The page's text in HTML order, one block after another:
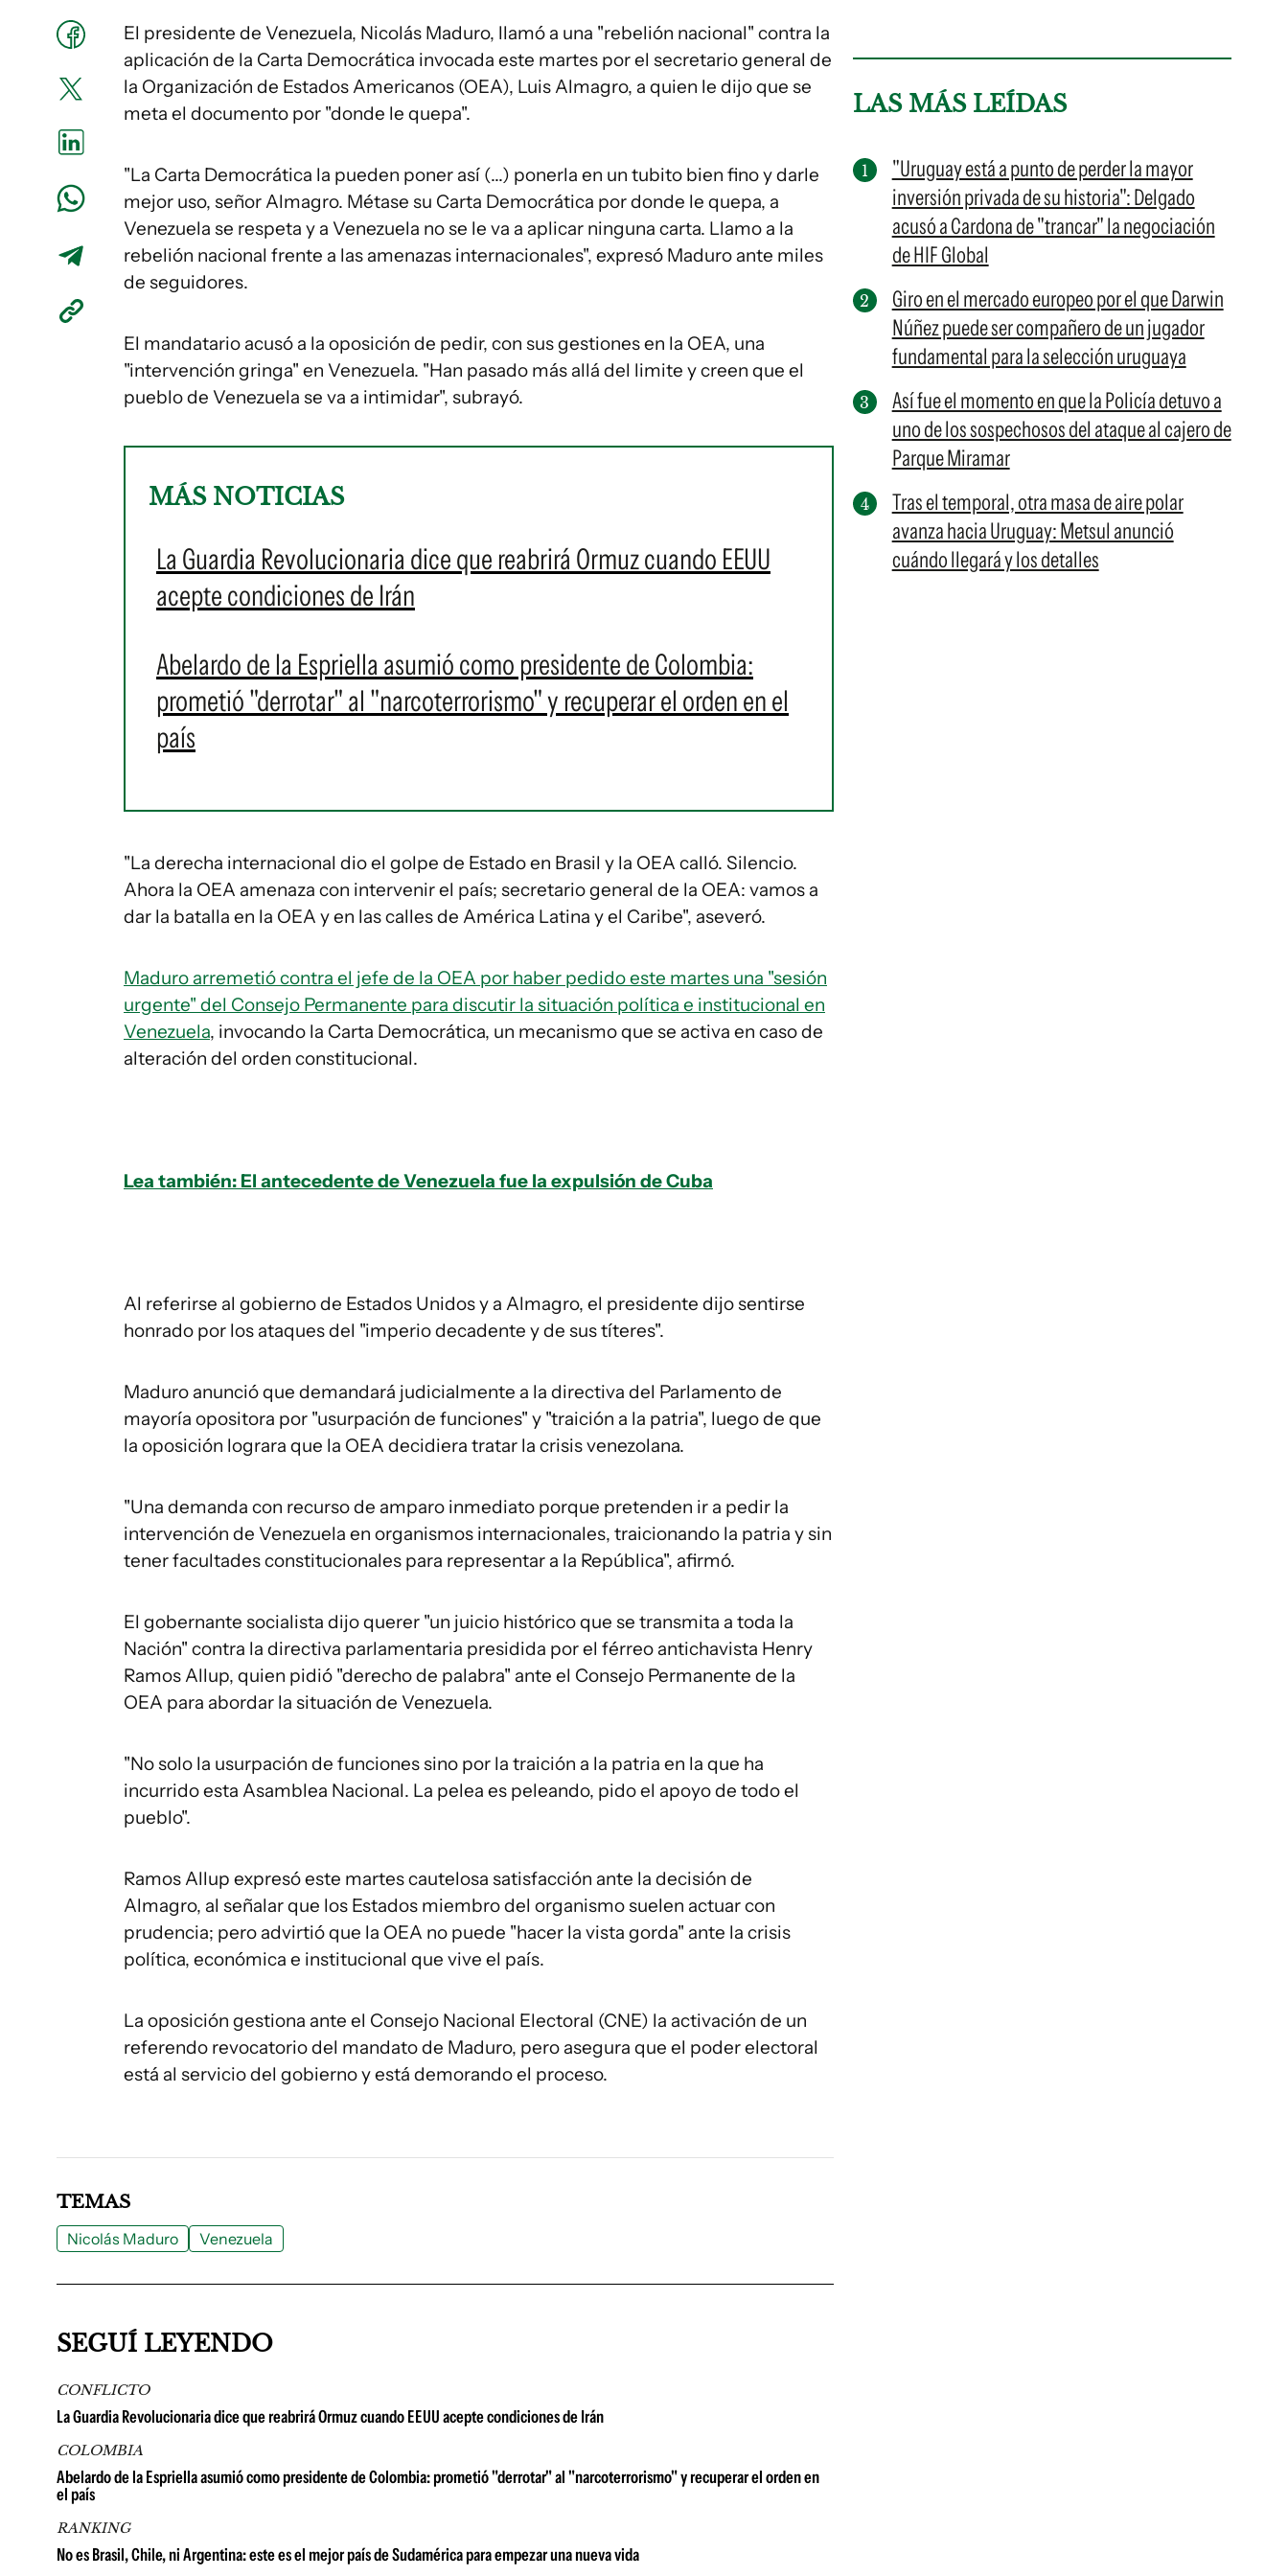
El presidente de Venezuela, Nicolás Maduro, llamó a una "rebelión nacional" contra la
aplicación de la Carta Democrática invocada este martes por el secretario general de
la Organización de Estados Americanos (OEA), Luis Almagro, a quien le dijo que se
meta el documento por "donde le quepa".
"La Carta Democrática la pueden poner así (...) ponerla en un tubito bien fino y darle
mejor uso, señor Almagro. Métase su Carta Democrática por donde le quepa, a
Venezuela se respeta y a Venezuela no se le va a aplicar ninguna carta. Llamo a la
rebelión nacional frente a las amenazas internacionales", expresó Maduro ante miles
de seguidores.
El mandatario acusó a la oposición de pedir, con sus gestiones en la OEA, una
"intervención gringa" en Venezuela. "Han pasado más allá del limite y creen que el
pueblo de Venezuela se va a intimidar", subrayó.
MÁS NOTICIAS
La Guardia Revolucionaria dice que reabrirá Ormuz cuando EEUU
acepte condiciones de Irán
Abelardo de la Espriella asumió como presidente de Colombia:
prometió "derrotar" al "narcoterrorismo" y recuperar el orden en el
país
"La derecha internacional dio el golpe de Estado en Brasil y la OEA calló. Silencio.
Ahora la OEA amenaza con intervenir el país; secretario general de la OEA: vamos a
dar la batalla en la OEA y en las calles de América Latina y el Caribe", aseveró.
Maduro arremetió contra el jefe de la OEA por haber pedido este martes una "sesión
urgente" del Consejo Permanente para discutir la situación política e institucional en
Venezuela, invocando la Carta Democrática, un mecanismo que se activa en caso de
alteración del orden constitucional.
Lea también: El antecedente de Venezuela fue la expulsión de Cuba
Al referirse al gobierno de Estados Unidos y a Almagro, el presidente dijo sentirse
honrado por los ataques del "imperio decadente y de sus títeres".
Maduro anunció que demandará judicialmente a la directiva del Parlamento de
mayoría opositora por "usurpación de funciones" y "traición a la patria", luego de que
la oposición lograra que la OEA decidiera tratar la crisis venezolana.
"Una demanda con recurso de amparo inmediato porque pretenden ir a pedir la
intervención de Venezuela en organismos internacionales, traicionando la patria y sin
tener facultades constitucionales para representar a la República", afirmó.
El gobernante socialista dijo querer "un juicio histórico que se transmita a toda la
Nación" contra la directiva parlamentaria presidida por el férreo antichavista Henry
Ramos Allup, quien pidió "derecho de palabra" ante el Consejo Permanente de la
OEA para abordar la situación de Venezuela.
"No solo la usurpación de funciones sino por la traición a la patria en la que ha
incurrido esta Asamblea Nacional. La pelea es peleando, pido el apoyo de todo el
pueblo".
Ramos Allup expresó este martes cautelosa satisfacción ante la decisión de
Almagro, al señalar que los Estados miembro del organismo suelen actuar con
prudencia; pero advirtió que la OEA no puede "hacer la vista gorda" ante la crisis
política, económica e institucional que vive el país.
La oposición gestiona ante el Consejo Nacional Electoral (CNE) la activación de un
referendo revocatorio del mandato de Maduro, pero asegura que el poder electoral
está al servicio del gobierno y está demorando el proceso.
LAS MÁS LEÍDAS
"Uruguay está a punto de perder la mayor
inversión privada de su historia": Delgado
acusó a Cardona de "trancar" la negociación
de HIF Global
Giro en el mercado europeo por el que Darwin
Núñez puede ser compañero de un jugador
fundamental para la selección uruguaya
Así fue el momento en que la Policía detuvo a
uno de los sospechosos del ataque al cajero de
Parque Miramar
Tras el temporal, otra masa de aire polar
avanza hacia Uruguay: Metsul anunció
cuándo llegará y los detalles
TEMAS
Nicolás Maduro Venezuela
SEGUÍ LEYENDO
CONFLICTO
La Guardia Revolucionaria dice que reabrirá Ormuz cuando EEUU acepte condiciones de Irán
COLOMBIA
Abelardo de la Espriella asumió como presidente de Colombia: prometió "derrotar" al "narcoterrorismo" y recuperar el orden en
el país
RANKING
No es Brasil, Chile, ni Argentina: este es el mejor país de Sudamérica para empezar una nueva vida